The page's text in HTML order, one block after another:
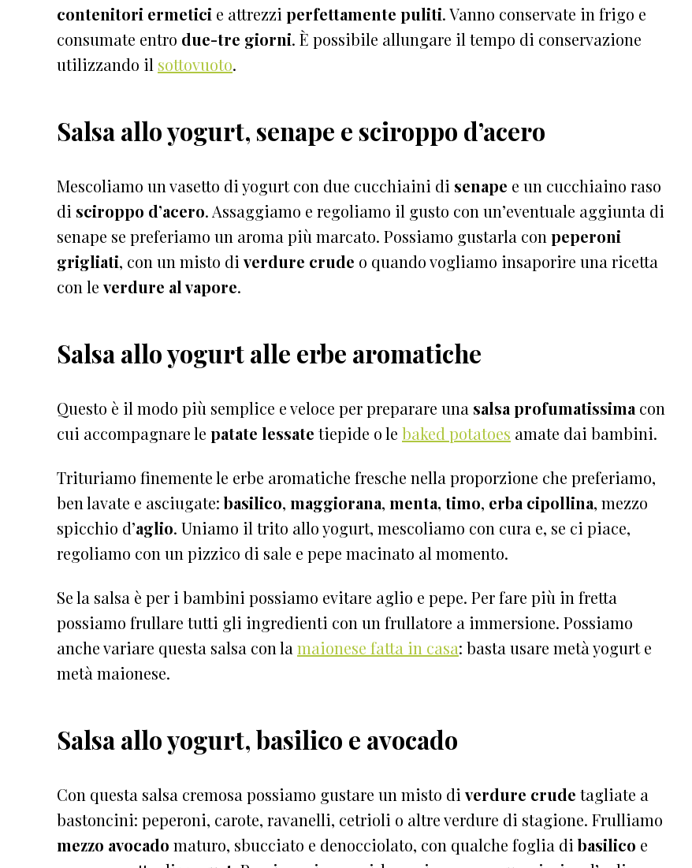
contenitori ermetici e attrezzi perfettamente puliti. Vanno conservate in frigo e
consumate entro due-tre giorni. È possibile allungare il tempo di conservazione
utilizzando il sottovuoto.
Salsa allo yogurt, senape e sciroppo d’acero
Mescoliamo un vasetto di yogurt con due cucchiaini di senape e un cucchiaino raso
di sciroppo d’acero. Assaggiamo e regoliamo il gusto con un’eventuale aggiunta di
senape se preferiamo un aroma più marcato. Possiamo gustarla con peperoni
grigliati, con un misto di verdure crude o quando vogliamo insaporire una ricetta
con le verdure al vapore.
Salsa allo yogurt alle erbe aromatiche
Questo è il modo più semplice e veloce per preparare una salsa profumatissima con
cui accompagnare le patate lessate tiepide o le baked potatoes amate dai bambini.
Trituriamo finemente le erbe aromatiche fresche nella proporzione che preferiamo,
ben lavate e asciugate:basilico, maggiorana, menta, timo, erba cipollina, mezzo
spicchio d’aglio. Uniamo il trito allo yogurt, mescoliamo con cura e, se ci piace,
regoliamo con un pizzico di sale e pepe macinato al momento.
Se la salsa è per i bambini possiamo evitare aglio e pepe. Per fare più in fretta
possiamo frullare tutti gli ingredienti con un frullatore a immersione. Possiamo
anche variare questa salsa con la maionese fatta in casa: basta usare metà yogurt e
metà maionese.
Salsa allo yogurt, basilico e avocado
Con questa salsa cremosa possiamo gustare un misto di verdure crude tagliate a
bastoncini: peperoni, carote, ravanelli, cetrioli o altre verdure di stagione. Frulliamo
mezzo avocado maturo, sbucciato e denocciolato, con qualche foglia dibasilico e